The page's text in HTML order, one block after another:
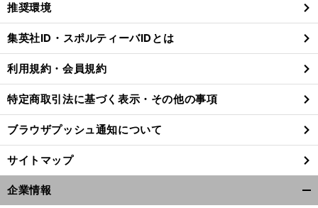
閉
る
推奨環境
集英社ID・スポルティーバIDとは
利用規約・会員規約
特定商取引法に基づく表示・その他の事項
ブラウザプッシュ通知について
サイトマップ
企業情報